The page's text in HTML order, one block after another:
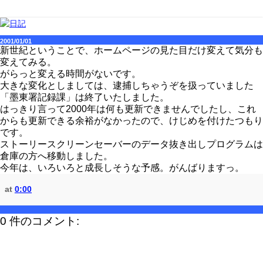
2001/01/01
新世紀ということで、ホームページの見た目だけ変えて気分も
変えてみる。
がらっと変える時間がないです。
大きな変化としましては、逮捕しちゃうぞを扱っていました
「墨東署記録課」は終了いたしました。
はっきり言って2000年は何も更新できませんでしたし、これ
からも更新できる余裕がなかったので、けじめを付けたつもり
です。
ストーリースクリーンセーバーのデータ抜き出しプログラムは
倉庫の方へ移動しました。
今年は、いろいろと成長しそうな予感。がんばりますっ。
at 0:00
0 件のコメント: